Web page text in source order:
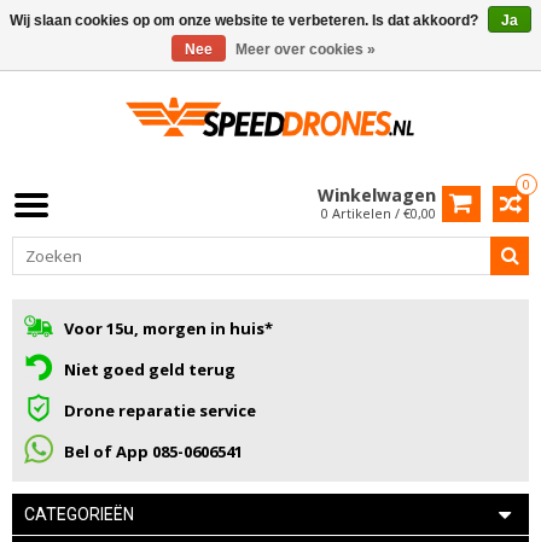
0
Winkelwagen
0 Artikelen / €0,00
Voor 15u, morgen in huis*
Niet goed geld terug
Drone reparatie service
Bel of App 085-0606541
CATEGORIEËN
Wij slaan cookies op om onze website te verbeteren. Is dat akkoord?
Ja
Nee
Meer over cookies »